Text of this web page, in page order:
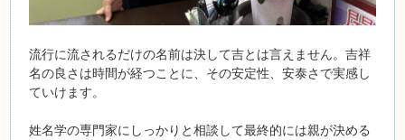
流行に流されるだけの名前は決して吉とは言えません。吉祥
名の良さは時間が経つことに、その安定性、安泰さで実感し
ていけます。
姓名学の専門家にしっかりと相談して最終的には親が決める